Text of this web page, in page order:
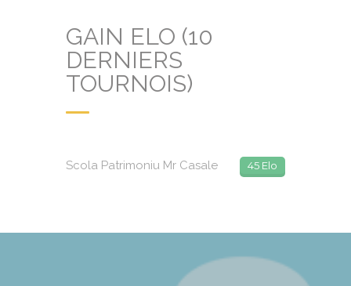
GAIN ELO (10
DERNIERS
TOURNOIS)
Scola Patrimoniu Mr Casale 45 Elo